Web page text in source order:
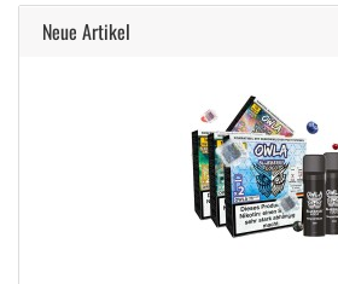
Neue Artikel